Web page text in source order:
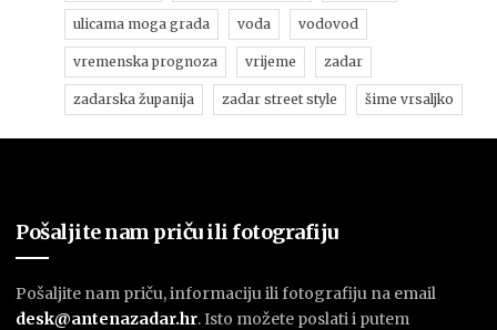
ulicama moga grada voda vodovod
vremenska prognoza vrijeme zadar
zadarska županija zadar street style šime vrsaljko
Pošaljite nam priču ili fotografiju
Pošaljite nam priču, informaciju ili fotografiju na email
desk@antenazadar.hr. Isto možete poslati i putem